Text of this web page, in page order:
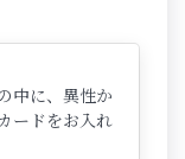
中に、異性か
ードをお入れ